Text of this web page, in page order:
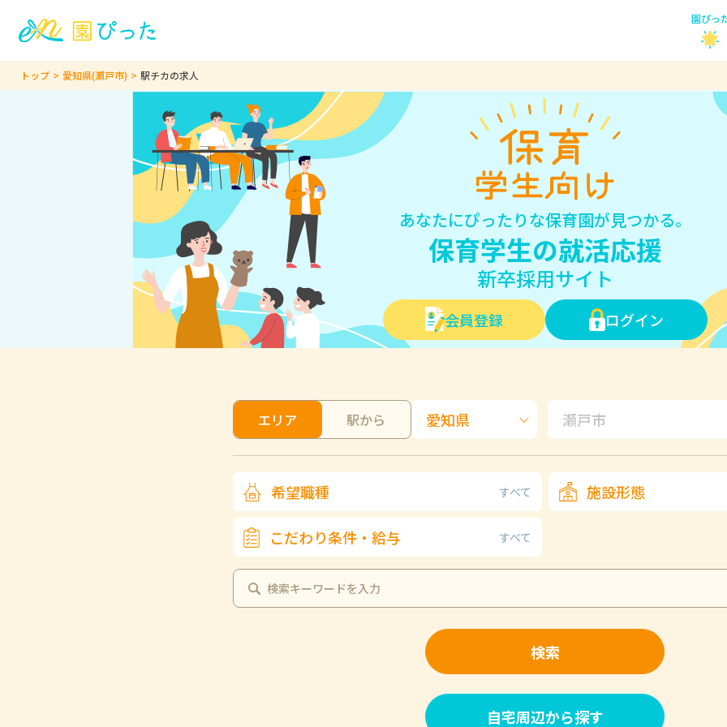
園ぴっ
トップ 愛知県(瀬戸市) 駅チカの求人
あなたにぴったりな保育園が見つかる。
保育学生の就活応援
新卒採用サイト
会員登録 ログイン
エリア 駅から
希望職種 すべて 施設形態
こだわり条件・給与 すべて
検索
自宅周辺から探す